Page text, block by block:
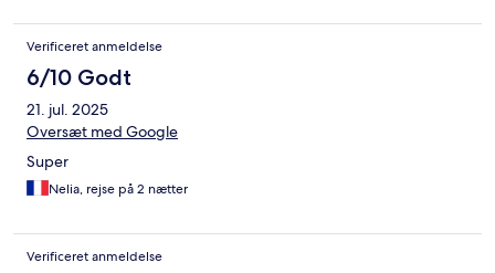
Verificeret anmeldelse
6/10 Godt
21. jul. 2025
Oversæt med Google
Super
Nelia, rejse på 2 nætter
Verificeret anmeldelse